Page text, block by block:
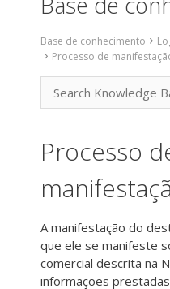
Base de conhecimento
Processo de
Processo
A manifestação do
que ele se manifeste
comercial descrita na
informações